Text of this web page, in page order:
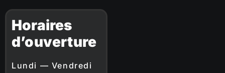
Horaires
d’ouverture
Lundi — Vendredi